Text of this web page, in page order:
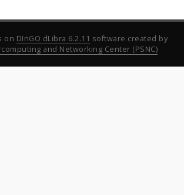
on DInGO dLibra 6.2.11 software created by
and Networking Center (PSNC)